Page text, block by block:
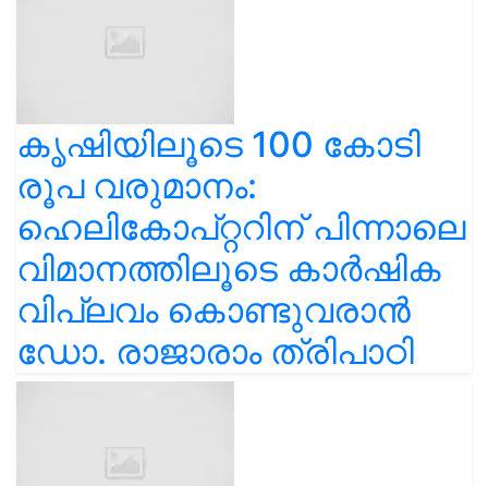
കൃഷിയിലൂടെ 100 കോടി
രൂപ വരുമാനം:
ഹെലികോപ്റ്ററിന് പിന്നാലെ
വിമാനത്തിലൂടെ കാർഷിക
വിപ്ലവം കൊണ്ടുവരാൻ
ഡോ. രാജാരാം ത്രിപാഠി